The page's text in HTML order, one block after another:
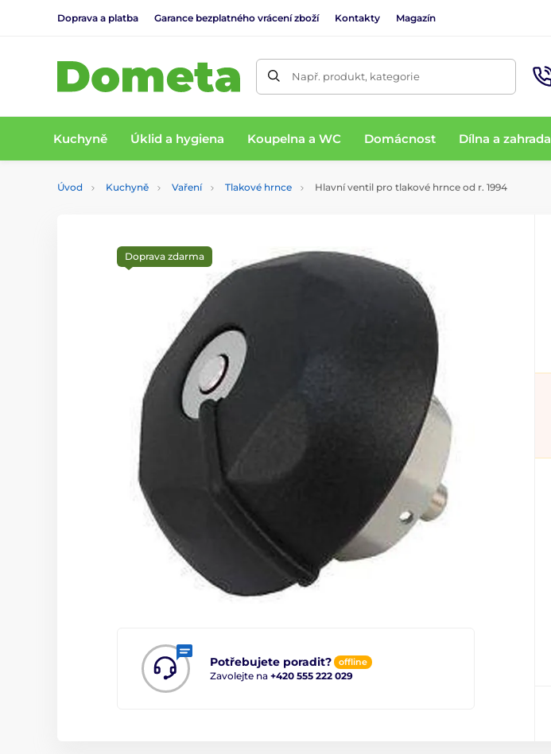
Doprava a platba Garance bezplatného vrácení zboží Kontakty Magazín
Např. produkt, kategorie
Kuchyně Úklid a hygiena Koupelna a WC Domácnost Dílna a zahrada
Úvod Kuchyně Vaření Tlakové hrnce Hlavní ventil pro tlakové hrnce od r. 1994
Potřebujete poradit? offline
Zavolejte na +420 555 222 029
Doprava zdarma